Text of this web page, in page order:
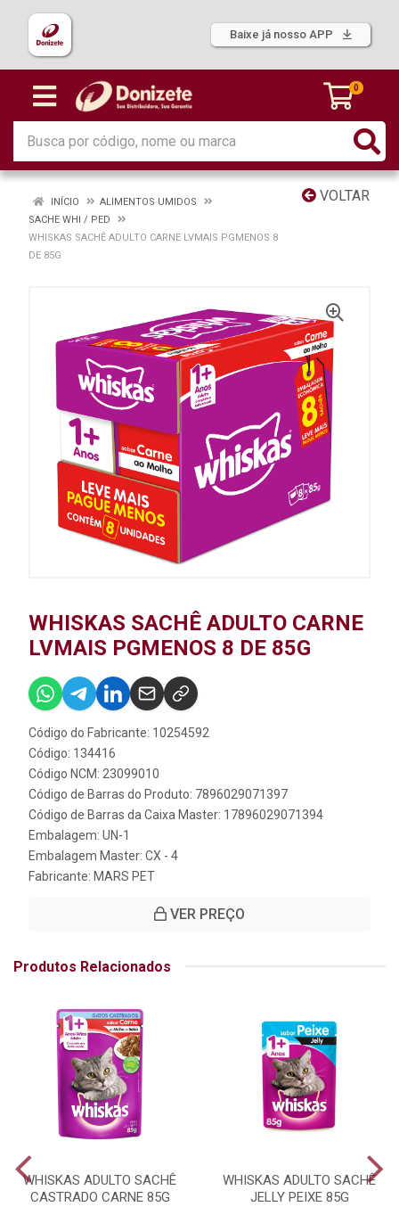
Baixe já nosso APP
0
VOLTAR
INÍCIO
ALIMENTOS UMIDOS
SACHE WHI / PED
WHISKAS SACHÊ ADULTO CARNE LVMAIS PGMENOS 8
DE 85G
WHISKAS SACHÊ ADULTO CARNE
LVMAIS PGMENOS 8 DE 85G
Código do Fabricante: 10254592
Código: 134416
Código NCM: 23099010
Código de Barras do Produto: 7896029071397
Código de Barras da Caixa Master: 17896029071394
Embalagem: UN-1
Embalagem Master: CX - 4
Fabricante: MARS PET
VER PREÇO
Produtos Relacionados
WHISKAS ADULTO SACHÊ
CASTRADO CARNE 85G
WHISKAS ADULTO SACHÊ
JELLY PEIXE 85G